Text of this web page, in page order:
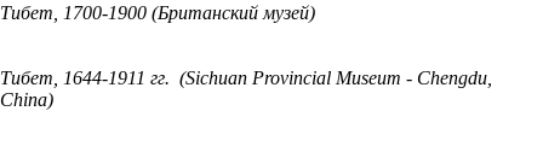
Тибет, 1700-1900 (Британский музей)
Тибет, 1644-1911 гг. (Sichuan Provincial Museum - Chengdu,
China)